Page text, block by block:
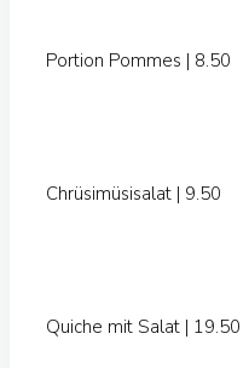
Portion Pommes | 8.50
Chrüsimüsisalat | 9.50
Quiche mit Salat | 19.50